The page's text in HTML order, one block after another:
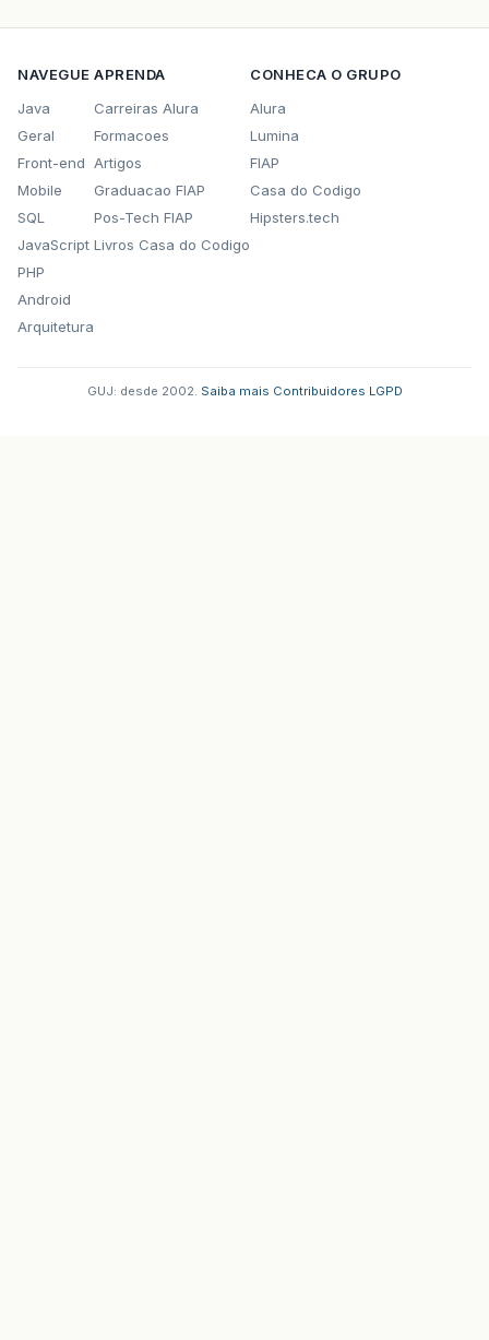
NAVEGUE
Java
Geral
Front-end
Mobile
SQL
JavaScript
PHP
Android
Arquitetura
APRENDA
Carreiras Alura
Formacoes
Artigos
Graduacao FIAP
Pos-Tech FIAP
Livros Casa do Codigo
CONHECA O GRUPO
Alura
Lumina
FIAP
Casa do Codigo
Hipsters.tech
GUJ: desde 2002. Saiba mais Contribuidores LGPD